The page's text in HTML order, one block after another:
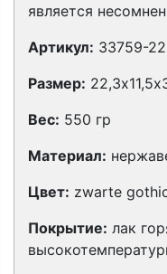
является
Артикул: 33759-22
Размер:
Вес: 550 гр
Материал:
Цвет: zwarte
Покрытие: лак